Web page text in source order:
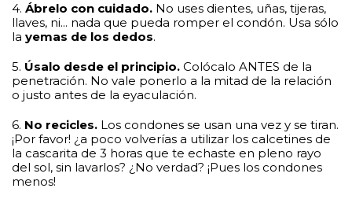
4. Ábrelo con cuidado. No uses dientes, uñas, tijeras,
llaves, ni... nada que pueda romper el condón. Usa sólo
la yemas de los dedos.
5. Úsalo desde el principio. Colócalo ANTES de la
penetración. No vale ponerlo a la mitad de la relación
o justo antes de la eyaculación.
6. No recicles. Los condones se usan una vez y se tiran.
¡Por favor! ¿a poco volverías a utilizar los calcetines de
la cascarita de 3 horas que te echaste en pleno rayo
del sol, sin lavarlos? ¿No verdad? ¡Pues los condones
menos!